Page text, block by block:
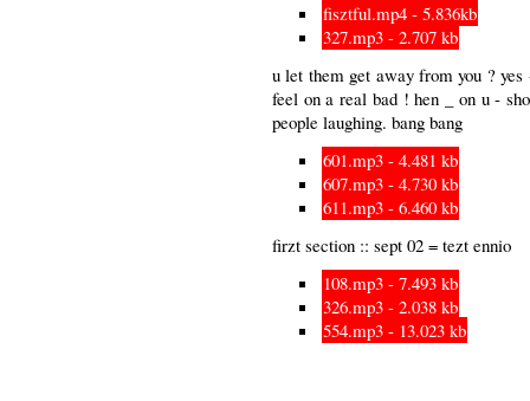
fisztful.mp4 - 5.836kb
327.mp3 - 2.707 kb
u let them get away from you ?
feel on a real bad ! hen _ on u -
people laughing. bang bang
601.mp3 - 4.481 kb
607.mp3 - 4.730 kb
611.mp3 - 6.460 kb
firzt section :: sept 02 = tezt ennio
108.mp3 - 7.493 kb
326.mp3 - 2.038 kb
554.mp3 - 13.023 kb